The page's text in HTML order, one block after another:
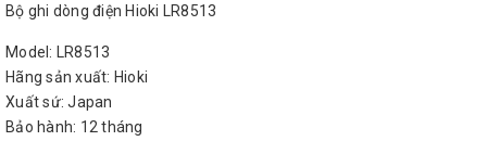
Bộ ghi dòng điện Hioki LR8513
Model: LR8513
Hãng sản xuất: Hioki
Xuất sứ: Japan
Bảo hành: 12 tháng